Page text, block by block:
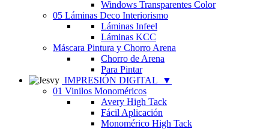
Windows Transparentes Color
05 Láminas Deco Interiorismo
Láminas Infeel
Láminas KCC
Máscara Pintura y Chorro Arena
Chorro de Arena
Para Pintar
IMPRESIÓN DIGITAL
▼
01 Vinilos Monoméricos
Avery High Tack
Fácil Aplicación
Monomérico High Tack